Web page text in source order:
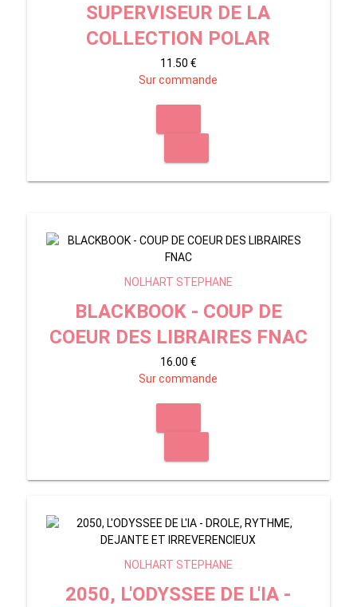
SUPERVISEUR DE LA
COLLECTION POLAR
11.50 €
Sur commande
NOLHART STEPHANE
BLACKBOOK - COUP DE
COEUR DES LIBRAIRES FNAC
16.00 €
Sur commande
NOLHART STEPHANE
2050, L'ODYSSEE DE L'IA -